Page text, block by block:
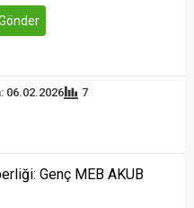
06.02.2026 7
Genç MEB AKUB